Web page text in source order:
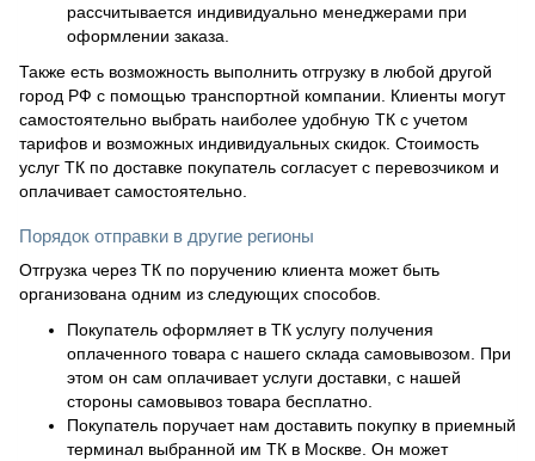
рассчитывается индивидуально менеджерами при
оформлении заказа.
Также есть возможность выполнить отгрузку в любой другой
город РФ с помощью транспортной компании. Клиенты могут
самостоятельно выбрать наиболее удобную ТК с учетом
тарифов и возможных индивидуальных скидок. Стоимость
услуг ТК по доставке покупатель согласует с перевозчиком и
оплачивает самостоятельно.
Порядок отправки в другие регионы
Отгрузка через ТК по поручению клиента может быть
организована одним из следующих способов.
Покупатель оформляет в ТК услугу получения
оплаченного товара с нашего склада самовывозом. При
этом он сам оплачивает услуги доставки, с нашей
стороны самовывоз товара бесплатно.
Покупатель поручает нам доставить покупку в приемный
терминал выбранной им ТК в Москве. Он может